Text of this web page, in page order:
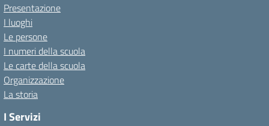
Presentazione
I luoghi
Le persone
I numeri della scuola
Le carte della scuola
Organizzazione
La storia
I Servizi